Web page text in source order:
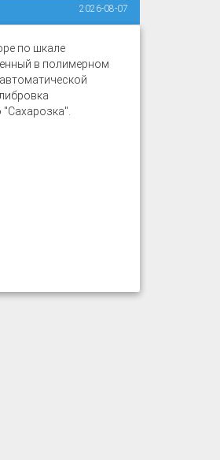
2026-08-07
по шкале
в полимерном